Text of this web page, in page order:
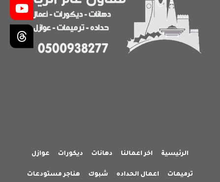
الرئيسية اخر اعمالنا دهانات ديكورات عوازل
ترميمات اعمال الحداده شبوك هناجر مستودعات